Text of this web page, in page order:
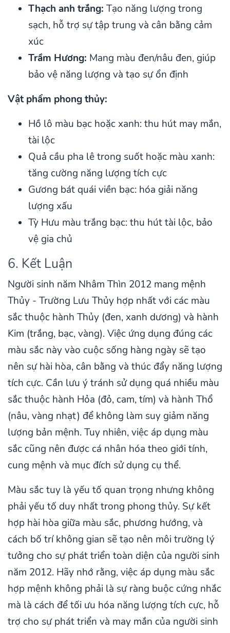
Thạch anh trắng: Tạo năng lượng trong
sạch, hỗ trợ sự tập trung và cân bằng cảm
xúc
Trầm Hương: Mang màu đen/nâu đen, giúp
bảo vệ năng lượng và tạo sự ổn định
Vật phẩm phong thủy:
Hồ lô màu bạc hoặc xanh: thu hút may mắn,
tài lộc
Quả cầu pha lê trong suốt hoặc màu xanh:
tăng cường năng lượng tích cực
Gương bát quái viền bạc: hóa giải năng
lượng xấu
Tỳ Hưu màu trắng bạc: thu hút tài lộc, bảo
vệ gia chủ
6. Kết Luận
Người sinh năm Nhâm Thìn 2012 mang mệnh
Thủy - Trường Lưu Thủy hợp nhất với các màu
sắc thuộc hành Thủy (đen, xanh dương) và hành
Kim (trắng, bạc, vàng). Việc ứng dụng đúng các
màu sắc này vào cuộc sống hàng ngày sẽ tạo
nên sự hài hòa, cân bằng và thúc đẩy năng lượng
tích cực. Cần lưu ý tránh sử dụng quá nhiều màu
sắc thuộc hành Hỏa (đỏ, cam, tím) và hành Thổ
(nâu, vàng nhạt) để không làm suy giảm năng
lượng bản mệnh. Tuy nhiên, việc áp dụng màu
sắc cũng nên được cá nhân hóa theo giới tính,
cung mệnh và mục đích sử dụng cụ thể.
Màu sắc tuy là yếu tố quan trọng nhưng không
phải yếu tố duy nhất trong phong thủy. Sự kết
hợp hài hòa giữa màu sắc, phương hướng, và
cách bố trí không gian sẽ tạo nên môi trường lý
tưởng cho sự phát triển toàn diện của người sinh
năm 2012. Hãy nhớ rằng, việc áp dụng màu sắc
hợp mệnh không phải là sự ràng buộc cứng nhắc
mà là cách để tối ưu hóa năng lượng tích cực, hỗ
trợ cho sự phát triển và may mắn của người sinh